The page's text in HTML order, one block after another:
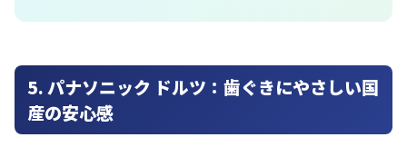
5. パナソニック ドルツ：歯ぐきにやさしい国
産の安心感